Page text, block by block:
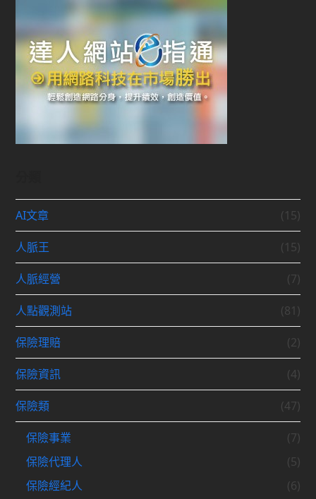
AI文章 (15)
人脈王 (15)
人脈經營 (7)
人點觀測站 (81)
保險理賠 (2)
保險資訊 (4)
保險類 (47)
保險事業
(7)
保險代理人
(5)
保險經紀人
(6)